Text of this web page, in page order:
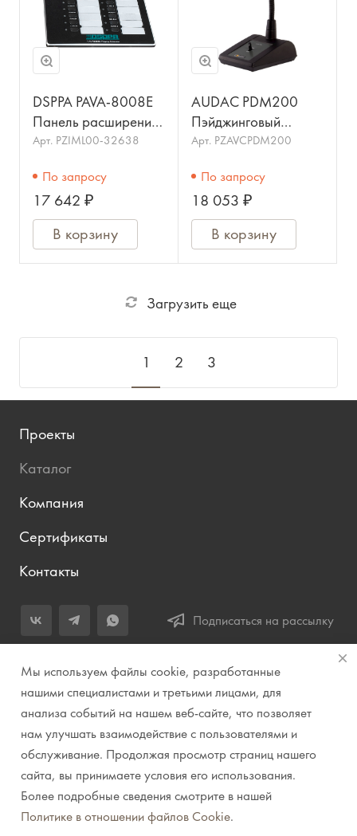
DSPPA PAVA-8008E
Панель расширения
для микрофонной
16 зон/групп.
Индикация питани
Арт. PZIML00-32638
По запросу
17 642 ₽
В корзину
AUDAC PDM200
Пэйджинговый
микрофон. Цвет:
Арт. PZAVCPDM200
По запросу
18 053 ₽
В корзину
Загрузить еще
1 2 3
Проекты
Каталог
Компания
Сертификаты
Контакты
Подписаться на рассылку
+7 (343) 283-04-11
Заказать звонок
info@prirodazvuka.ru
620144, г. Екатеринбург, ул. Хохрякова, д. 98, салон 27, ТЦ
«Весенний», 2 этаж, Центральный вход с ул. Куйбышева
© 2007-2026 Компания "Природа звука" // Звук. Свет.
Видео. Комплексные решения. Музыкальные
Мы используем файлы cookie, разработанные
нашими специалистами и третьими лицами, для
анализа событий на нашем веб-сайте, что позволяет
нам улучшать взаимодействие с пользователями и
обслуживание. Продолжая просмотр страниц нашего
сайта, вы принимаете условия его использования.
Более подробные сведения смотрите в нашей
Политике в отношении файлов Cookie.